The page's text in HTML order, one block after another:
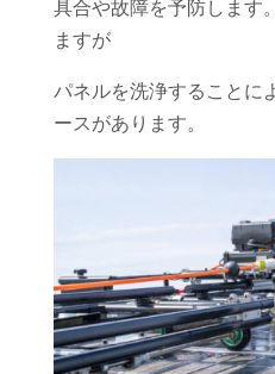
具合や故障を予防します
ますが
パネルを洗浄することに
ースがあります。